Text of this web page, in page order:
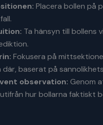
Placera bollen på
Ta hänsyn till bollens
Fokusera på
baserat på
observation: Genom
hur bollarna faktiskt